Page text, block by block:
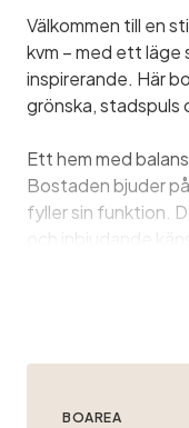
Välkommen till en
kvm – med ett läge
inspirerande. Här
grönska, stadspuls
Ett hem med
Bostaden bjuder
fyller sin funktion.
och inbjudande
Köket är renoverat
förvaring samt
BOAREA